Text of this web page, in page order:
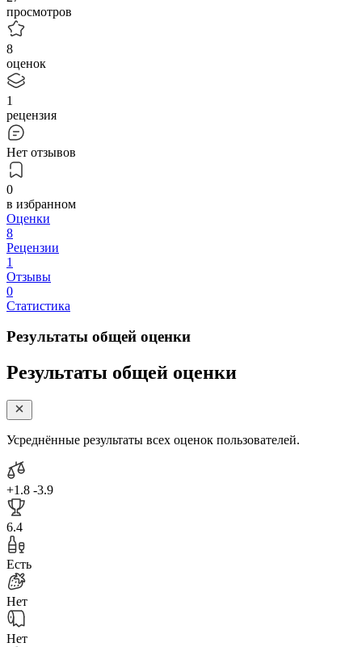
просмотров
8
оценок
1
рецензия
Нет отзывов
0
в избранном
Оценки
8
Рецензии
1
Отзывы
0
Статистика
Результаты общей оценки
Результаты общей оценки
Усреднённые результаты всех оценок пользователей.
+1.8 -3.9
6.4
Есть
Нет
Нет